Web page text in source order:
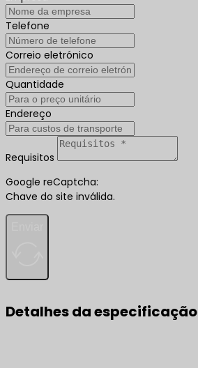
Telefone
Correio eletrónico
Quantidade
Endereço
Requisitos
Google reCaptcha:
Chave do site inválida.
Detalhes da especificação